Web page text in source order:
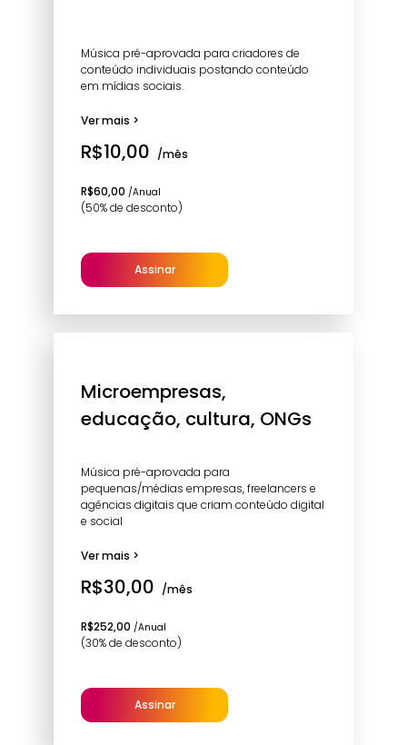
Música pré-aprovada para criadores de
conteúdo individuais postando conteúdo
em mídias sociais.
Ver mais >
R$10,00 /mês
R$60,00 /Anual
(50% de desconto)
Assinar
Microempresas,
educação, cultura, ONGs
Música pré-aprovada para
pequenas/médias empresas, freelancers e
agências digitais que criam conteúdo digital
e social
Ver mais >
R$30,00 /mês
R$252,00 /Anual
(30% de desconto)
Assinar